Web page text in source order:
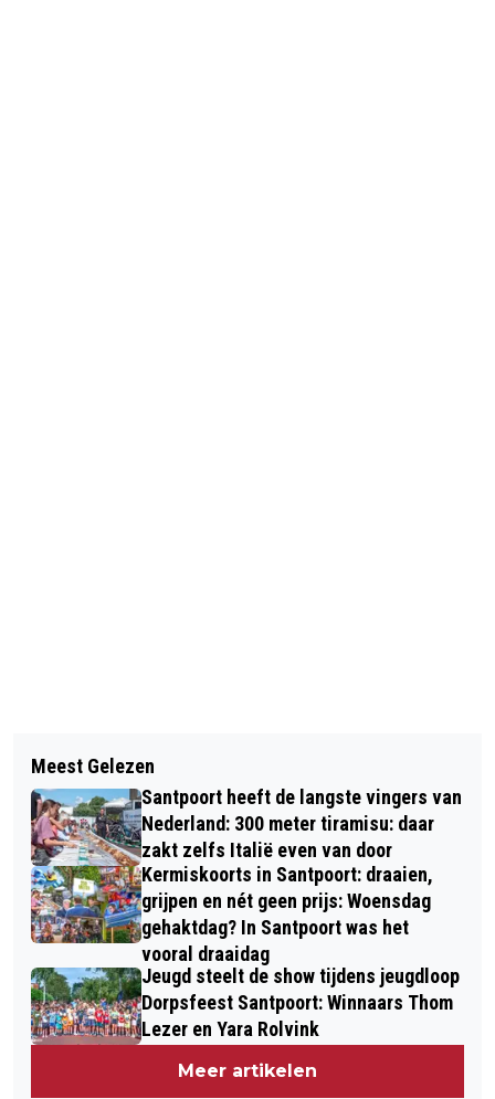
STICHTING MEERGROEN EN SINT
JACOB SLAAN HANDEN INEEN VOOR
HET SORGHBOSCH
MINDER BEZOEKERS DUTCH GRAND
PRIX, MAAR NS HOUDT ZELFDE
DIENSTREGELING AAN
Meest Gelezen
Santpoort heeft de langste vingers van
Nederland: 300 meter tiramisu: daar
zakt zelfs Italië even van door
Kermiskoorts in Santpoort: draaien,
grijpen en nét geen prijs: Woensdag
gehaktdag? In Santpoort was het
vooral draaidag
Jeugd steelt de show tijdens jeugdloop
Dorpsfeest Santpoort: Winnaars Thom
Lezer en Yara Rolvink
Meer artikelen